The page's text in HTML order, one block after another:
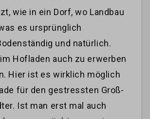
wie in ein Dorf, wo Landbau
es ursprünglich
und natürlich.
Hofladen auch zu erwerben
Hier ist es wirklich möglich
für den gestressten Groß-
Ist man erst mal auch